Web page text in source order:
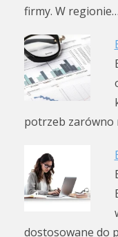
firmy. W regionie…
potrzeb zarówno
dostosowane do